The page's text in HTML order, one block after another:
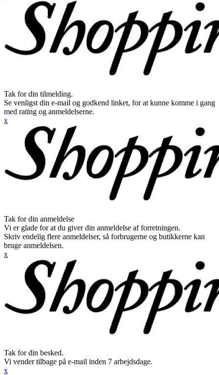
Tak for din tilmelding.
Se venligst din e-mail og godkend linket, for at kunne komme i gang
med rating og anmeldelserne.
x
Tak for din anmeldelse
Vi er glade for at du giver din anmeldelse af forretningen.
Skriv endelig flere anmeldelser, så forbrugerne og butikkerne kan
bruge anmeldelsen.
x
Tak for din besked.
Vi vender tilbage på e-mail inden 7 arbejdsdage.
x